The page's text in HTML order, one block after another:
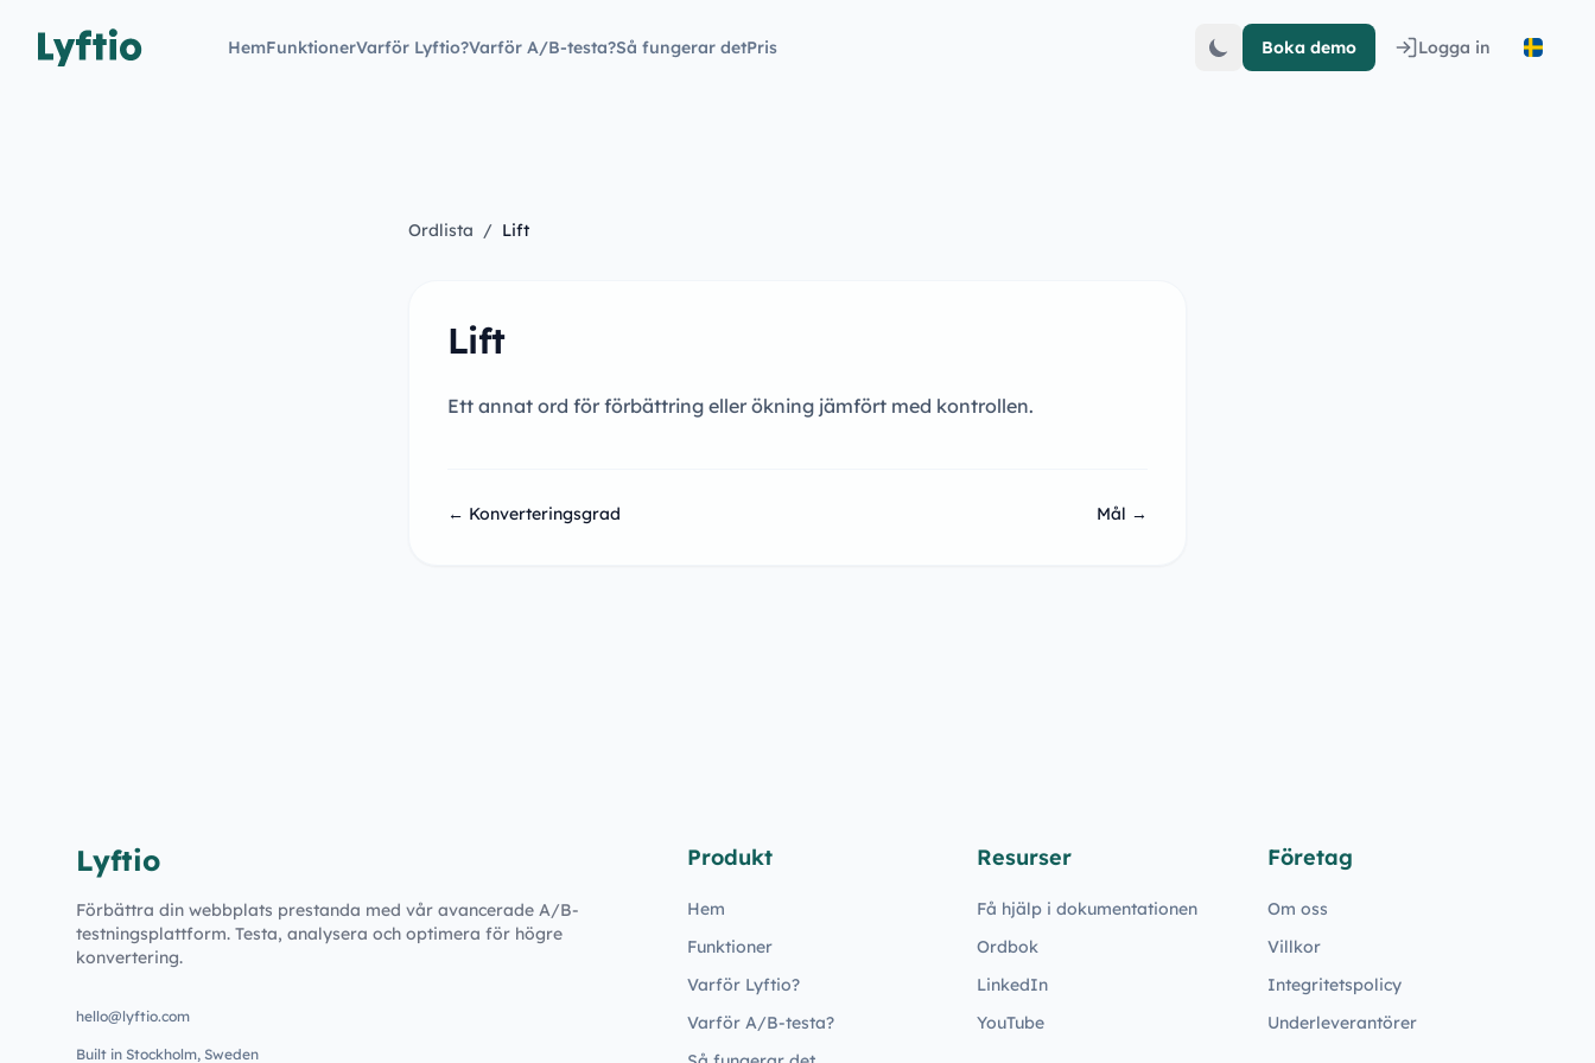
HemFunktionerVarför Lyftio?Varför A/B-testa?Så fungerar detPris Boka demo Logga in
Ordlista / Lift
Lift
Ett annat ord för förbättring eller ökning jämfört med kontrollen.
← Konverteringsgrad Mål →
Lyftio
Förbättra din webbplats prestanda med vår avancerade A/B-
testningsplattform. Testa, analysera och optimera för högre
konvertering.
hello@lyftio.com
Built in Stockholm, Sweden
Produkt
Hem
Funktioner
Varför Lyftio?
Varför A/B-testa?
Resurser
Få hjälp i dokumentationen
Ordbok
LinkedIn
YouTube
Företag
Om oss
Villkor
Integritetspolicy
Underleverantörer